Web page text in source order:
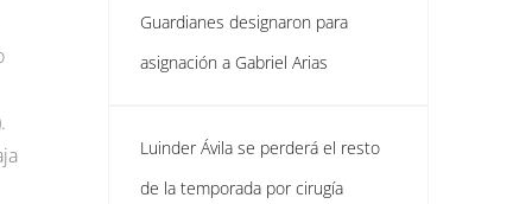
Guardianes designaron para
asignación a Gabriel Arias
Luinder Ávila se perderá el resto
de la temporada por cirugía